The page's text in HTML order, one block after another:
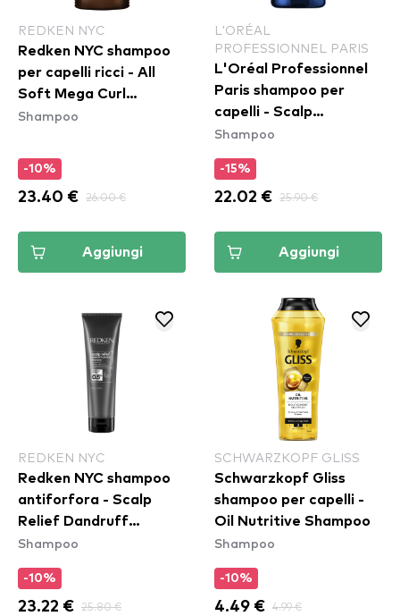
REDKEN NYC
Redken NYC shampoo
per capelli ricci - All
Soft Mega Curl
Shampoo
Shampoo
-10%
23.40 € 26.00 €
Aggiungi
L'ORÉAL
PROFESSIONNEL PARIS
L'Oréal Professionnel
Paris shampoo per
capelli - Scalp
Advanced Serioxyl
Shampoo
-15%
22.02 € 25.90 €
Aggiungi
REDKEN NYC
Redken NYC shampoo
antiforfora - Scalp
Relief Dandruff
Shampoo
Shampoo
-10%
23.22 € 25.80 €
SCHWARZKOPF GLISS
Schwarzkopf Gliss
shampoo per capelli -
Oil Nutritive Shampoo
Shampoo
-10%
4.49 € 4.99 €